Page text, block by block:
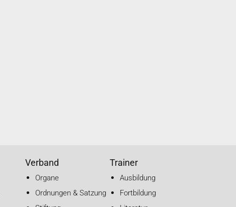
Verband
Organe
Ordnungen & Satzung
Trainer
Ausbildung
Fortbildung